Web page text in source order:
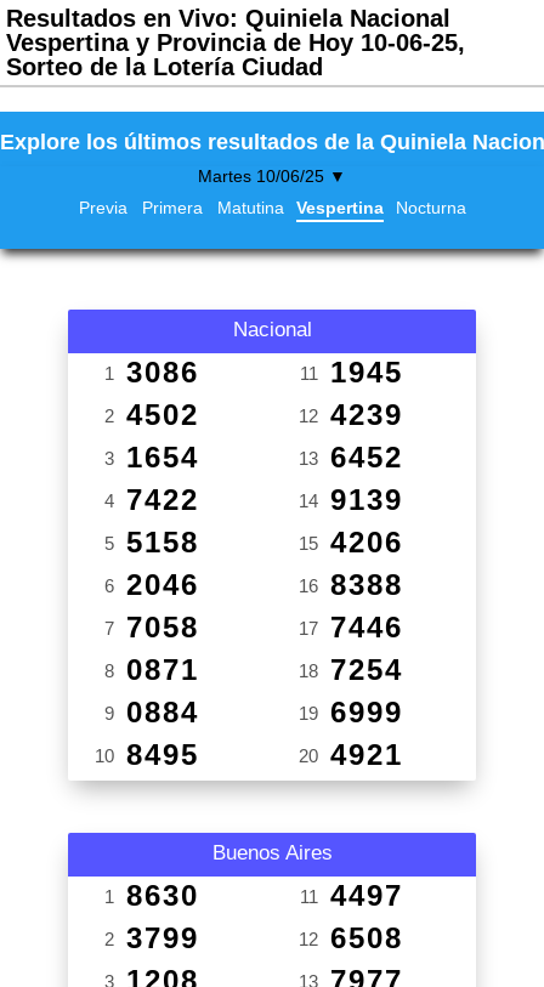
Resultados en Vivo: Quiniela Nacional
Vespertina y Provincia de Hoy 10-06-25,
Sorteo de la Lotería Ciudad
Explore los últimos resultados de la Quiniela
Martes 10/06/25 ▼
Previa
Primera Matutina Vespertina Nocturna
Nacional
1 3086
2 4502
3 1654
4 7422
5 5158
6 2046
7 7058
8 0871
9 0884
10 8495
11 1945
12 4239
13 6452
14 9139
15 4206
16 8388
17 7446
18 7254
19 6999
20 4921
Buenos Aires
1 8630
2 3799
3 1208
11 4497
12 6508
13 7977